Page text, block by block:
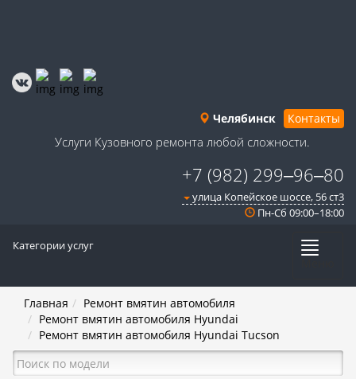
Челябинск Контакты
Услуги Кузовного ремонта любой сложности.
+7 (982) 299‒96‒80
улица Копейское шоссе, 56 ст3​
Пн-Сб 09:00–18:00
Категории услуг
Главная
Ремонт вмятин автомобиля
Ремонт вмятин автомобиля Hyundai
Ремонт вмятин автомобиля Hyundai Tucson